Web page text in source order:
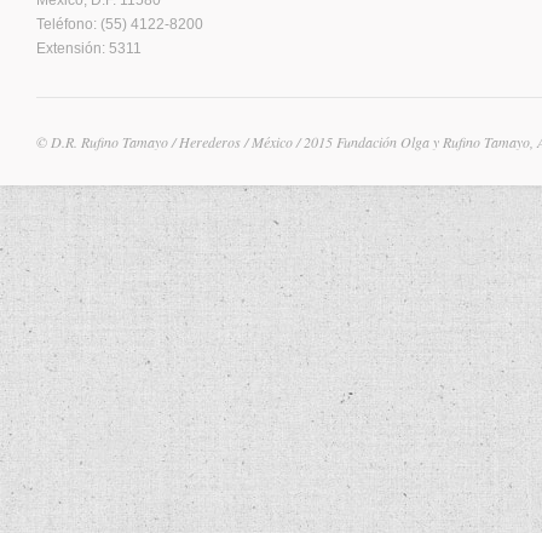
Teléfono: (55) 4122-8200
Extensión: 5311
© D.R. Rufino Tamayo / Herederos / México / 2015 Fundación Olga y Rufino Tamayo,